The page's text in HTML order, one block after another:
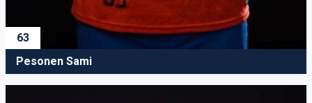
63
Pesonen Sami